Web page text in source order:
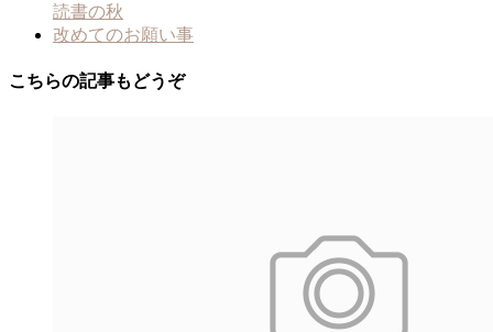
読書の秋
改めてのお願い事
こちらの記事もどうぞ